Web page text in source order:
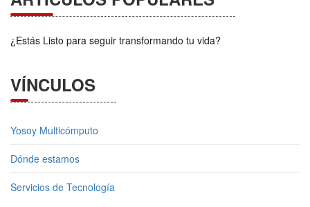
¿Estás Listo para seguir transformando tu vida?
VÍNCULOS
Yosoy Multicómputo
Dónde estamos
Servicios de Tecnología